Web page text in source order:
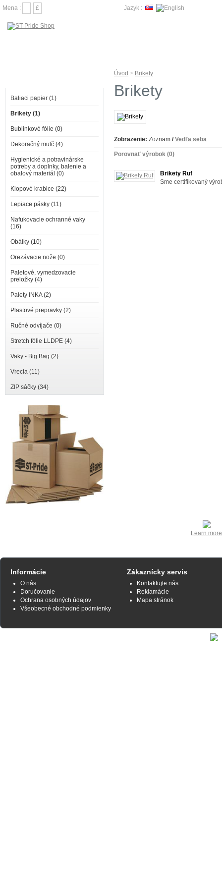
Jazyk :
Mena : £
Baliaci papier (1)
Brikety (1)
Bublinkové fólie (0)
Dekoračný mulč (4)
Hygienické a potravinárske
potreby a doplnky, balenie a
obalový materiál (0)
Klopové krabice (22)
Lepiace pásky (11)
Nafukovacie ochranné vaky
(16)
Obálky (10)
Orezávacie nože (0)
Paletové, vymedzovacie
preložky (4)
Palety INKA (2)
Plastové prepravky (2)
Ručné odvíjače (0)
Stretch fólie LLDPE (4)
Vaky - Big Bag (2)
Vrecia (11)
ZIP sáčky (34)
Úvod > Brikety
Brikety
Zobrazenie: Zoznam / Vedľa seba
Porovnať výrobok (0)
Brikety Ruf
Sme certifikovaný
Learn more
Informácie
O nás
Doručovanie
Ochrana osobných údajov
Všeobecné obchodné podmienky
Zákaznícky servis
Kontaktujte nás
Reklamácie
Mapa stránok